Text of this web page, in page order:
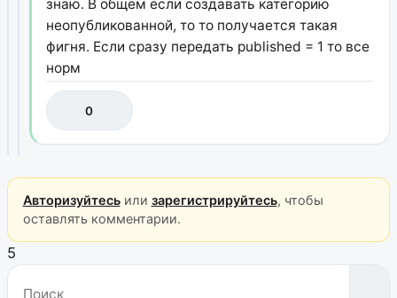
знаю. В общем если создавать категорию
неопубликованной, то то получается такая
фигня. Если сразу передать published = 1 то все
норм
0
Авторизуйтесьили зарегистрируйтесь, чтобы
оставлять комментарии.
5